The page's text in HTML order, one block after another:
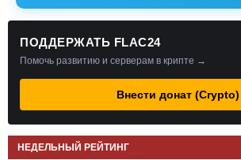
ПОДДЕРЖАТЬ FLAC24
Помочь развитию и серверам в крипте →
Внести донат (Crypto)
НЕДЕЛЬНЫЙ РЕЙТИНГ